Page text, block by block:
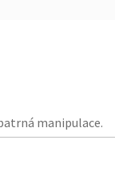
manipulace.